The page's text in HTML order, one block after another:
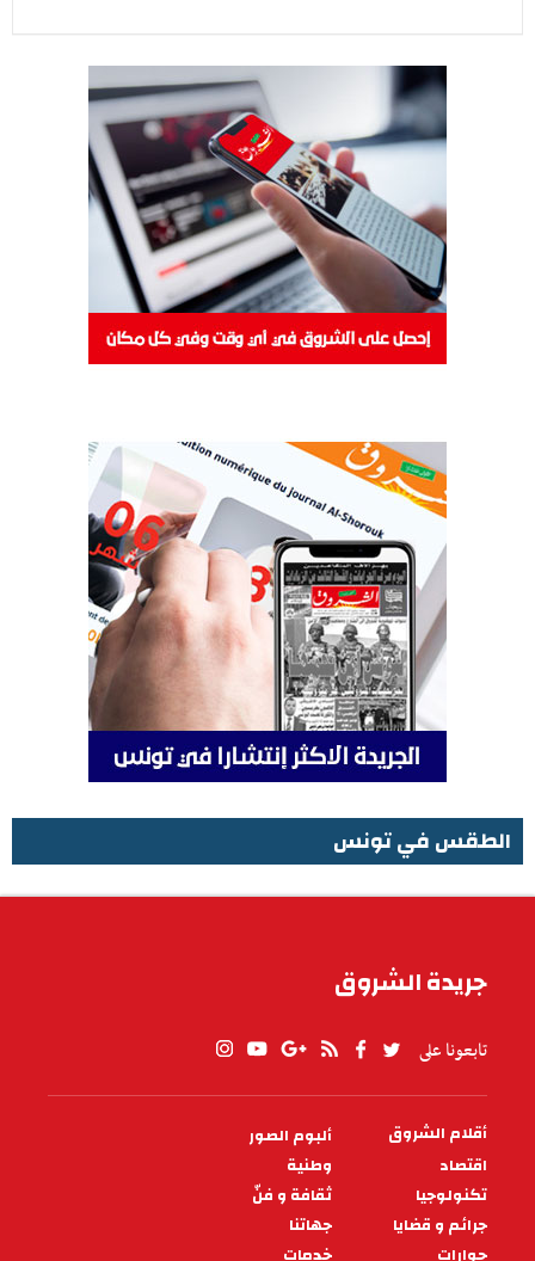
الطقس في تونس
جريدة الشروق
تابعونا على
PIED
DE
PAGE
أقلام الشروق
ألبوم الصور
اقتصاد
وطنية
تكنولوجيا
ثقافة و فنّ
جرائم و قضايا
جهاتنا
حوارات
خدمات